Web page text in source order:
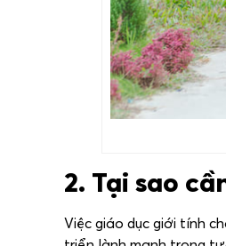
2. Tại sao
Việc giáo dục giới tính